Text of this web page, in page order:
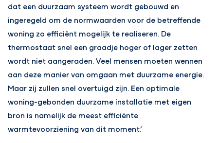
dat een duurzaam systeem wordt gebouwd en
ingeregeld om de normwaarden voor de betreffende
woning zo efficiënt mogelijk te realiseren. De
thermostaat snel een graadje hoger of lager zetten
wordt niet aangeraden. Veel mensen moeten wennen
aan deze manier van omgaan met duurzame energie.
Maar zij zullen snel overtuigd zijn. Een optimale
woning-gebonden duurzame installatie met eigen
bron is namelijk de meest efficiënte
warmtevoorziening van dit moment.’